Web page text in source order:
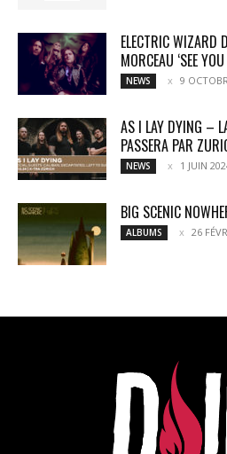
ELECTRIC WIZARD
MORCEAU ‘SEE
NEWS 9
AS I LAY DYING –
PASSERA PAR
NEWS 1 JUIN
BIG SCENIC
ALBUMS 26